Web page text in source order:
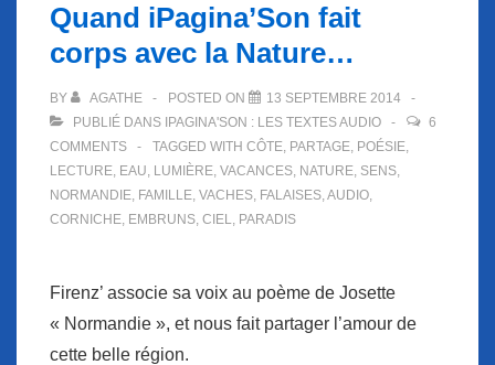
manque…
Quand iPagina’Son fait
corps avec la Nature…
BY AGATHE POSTED ON
13 SEPTEMBRE 2014
PUBLIÉ DANS IPAGINA'SON : LES TEXTES AUDIO
6
COMMENTS
TAGGED WITH CÔTE, PARTAGE, POÉSIE,
LECTURE, EAU, LUMIÈRE, VACANCES, NATURE, SENS,
NORMANDIE, FAMILLE, VACHES, FALAISES,AUDIO,
CORNICHE, EMBRUNS, CIEL, PARADIS
Firenz’ associe sa voix au poème de Josette
« Normandie », et nous fait partager l’amour de
cette belle région.